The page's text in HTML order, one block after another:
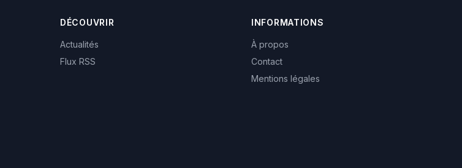
DÉCOUVRIR
Actualités
Flux RSS
INFORMATIONS
À propos
Contact
Mentions légales